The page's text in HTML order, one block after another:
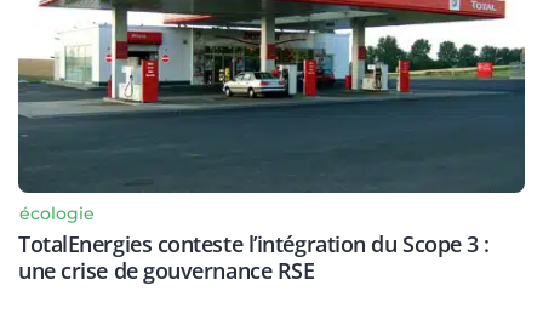
écologie
TotalEnergies conteste l’intégration du Scope 3 :
une crise de gouvernance RSE